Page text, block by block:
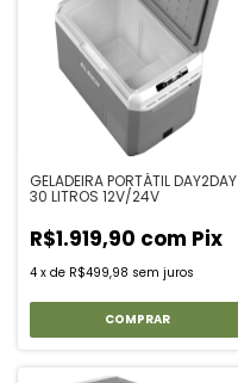
GELADEIRA PORTÁTIL DAY2DAY
30 LITROS 12V/24V
R$1.919,90 com Pix
4 x de R$499,98 sem juros